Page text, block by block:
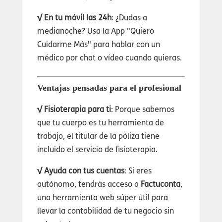
√ En tu móvil las 24h: ¿Dudas a
medianoche? Usa la App "Quiero
Cuidarme Más" para hablar con un
médico por chat o vídeo cuando quieras.
Ventajas pensadas para el profesional
√ Fisioterapia para ti: Porque sabemos
que tu cuerpo es tu herramienta de
trabajo, el titular de la póliza tiene
incluido el servicio de fisioterapia.
√ Ayuda con tus cuentas: Si eres
autónomo, tendrás acceso a Factuconta,
una herramienta web súper útil para
llevar la contabilidad de tu negocio sin